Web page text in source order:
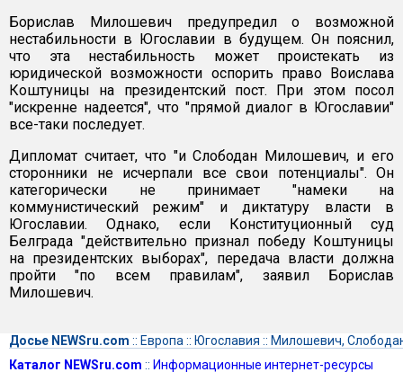
Борислав Милошевич предупредил о возможной
нестабильности в Югославии в будущем. Он пояснил,
что эта нестабильность может проистекать из
юридической возможности оспорить право Воислава
Коштуницы на президентский пост. При этом посол
"искренне надеется", что "прямой диалог в Югославии"
все-таки последует.
Дипломат считает, что "и Слободан Милошевич, и его
сторонники не исчерпали все свои потенциалы". Он
категорически не принимает "намеки на
коммунистический режим" и диктатуру власти в
Югославии. Однако, если Конституционный суд
Белграда "действительно признал победу Коштуницы
на президентских выборах", передача власти должна
пройти "по всем правилам", заявил Борислав
Милошевич.
Досье NEWSru.com :: Европа :: Югославия :: Милошевич,
Каталог NEWSru.com :: Информационные интернет-ресурсы